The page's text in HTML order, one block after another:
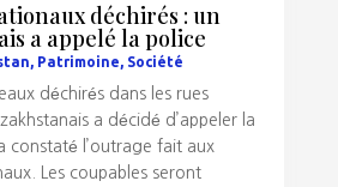
déchirés : un
a appelé la police
, Patrimoine, Société
déchirés dans les rues
a décidé d’appeler la
constaté l’outrage fait aux
Les coupables seront